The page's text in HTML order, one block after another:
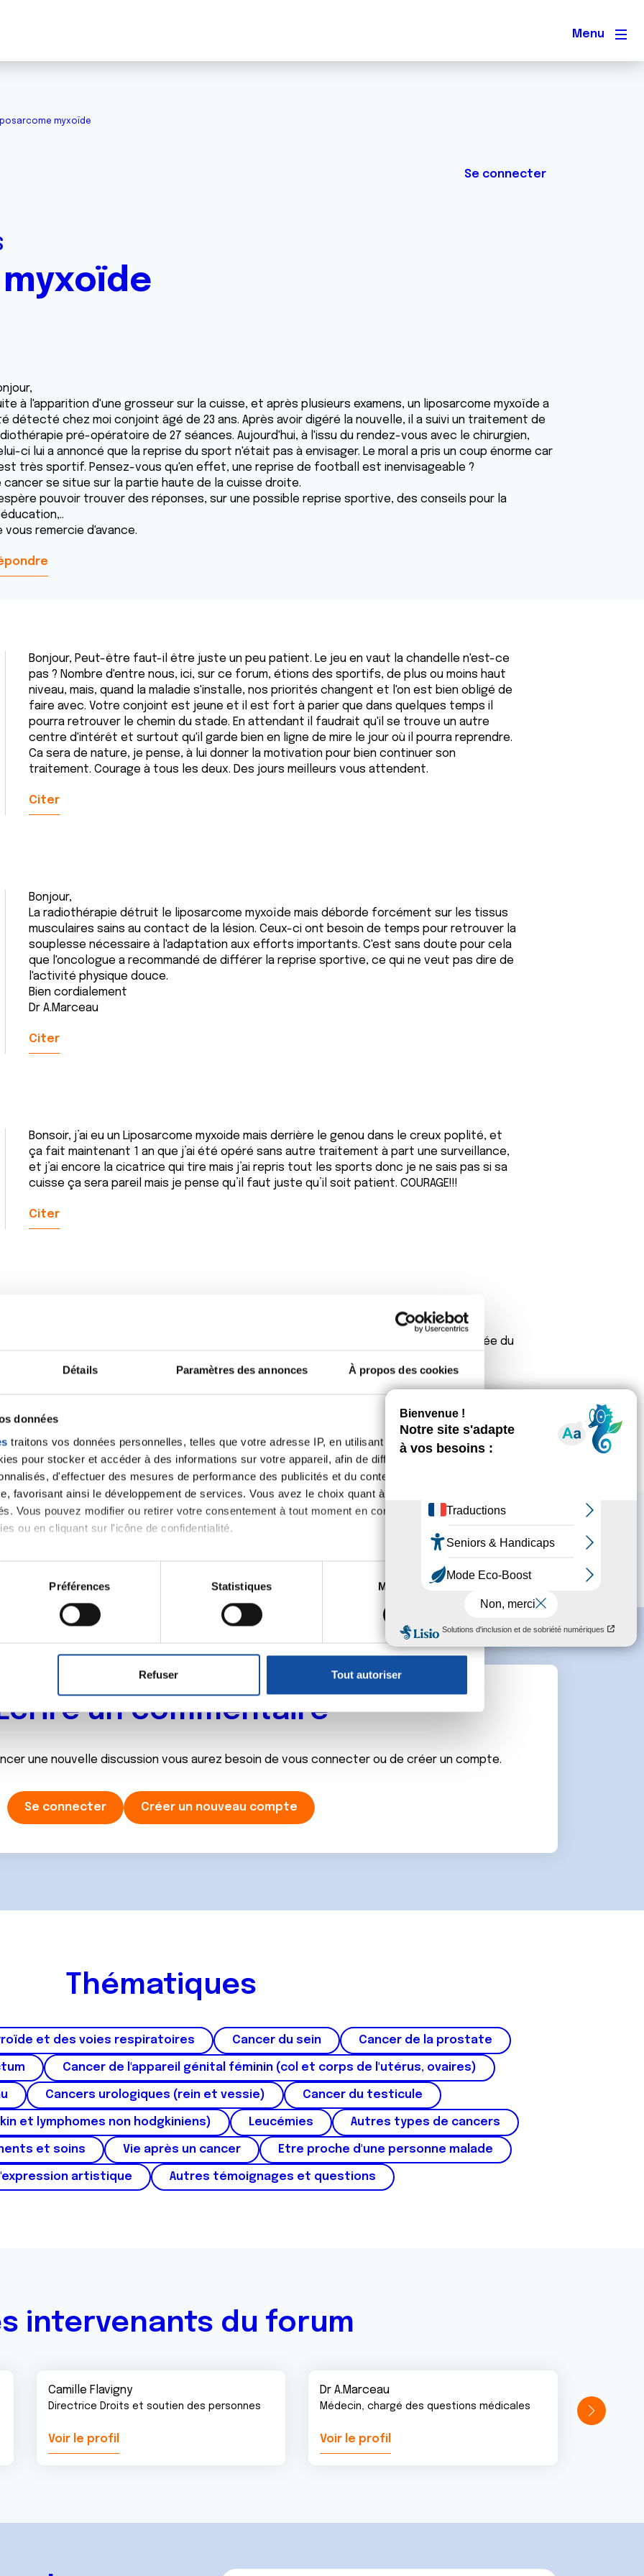
Détails Paramètres des annonces À propos des cookies
données
traitons vos données personnelles, telles que votre adresse IP, en utilisant des
pour stocker et accéder à des informations sur votre appareil, afin de diffuser des
d'effectuer des mesures de performance des publicités et du contenu, ainsi que de
favorisant ainsi le développement de services. Vous avez le choix quant à l'utilisation de
Vous pouvez modifier ou retirer votre consentement à tout moment en consultant la
ou en cliquant sur l'icône de confidentialité.
également :
sur votre localisation géographique qui peuvent être précises à plusieurs mètres près
de vos données personnelles et définir vos préférences, reportez-vous à lasection «
ou retirer votre consentement à tout moment à partir de la déclaration sur les cookies.
de publicité et d'analyse, qui peuvent combiner celles-ci avec d'autres informations que
Préférences Statistiques Marketing
Refuser Tout autoriser
Menu
myxoïde
Se connecter
à l'apparition d'une grosseur sur la cuisse, et après plusieurs examens, un liposarcome myxoïde a
détecté chez moi conjoint âgé de 23 ans. Après avoir digéré la nouvelle, il a suivi un traitement de
pré-opératoire de 27 séances. Aujourd'hui, à l'issu du rendez-vous avec le chirurgien,
ci lui a annoncé que la reprise du sport n'était pas à envisager. Le moral a pris un coup énorme car
très sportif. Pensez-vous qu'en effet, une reprise de football est inenvisageable ?
cancer se situe sur la partie haute de la cuisse droite.
pouvoir trouver des réponses, sur une possible reprise sportive, des conseils pour la
vous remercie d'avance.
Bonjour, Peut-être faut-il être juste un peu patient. Le jeu en vaut la chandelle n'est-ce
pas ? Nombre d'entre nous, ici, sur ce forum, étions des sportifs, de plus ou moins haut
niveau, mais, quand la maladie s'installe, nos priorités changent et l'on est bien obligé de
faire avec. Votre conjoint est jeune et il est fort à parier que dans quelques temps il
pourra retrouver le chemin du stade. En attendant il faudrait qu'il se trouve un autre
centre d'intérêt et surtout qu'il garde bien en ligne de mire le jour où il pourra reprendre.
Ca sera de nature, je pense, à lui donner la motivation pour bien continuer son
traitement. Courage à tous les deux. Des jours meilleurs vous attendent.
Citer
Bonjour,
La radiothérapie détruit le liposarcome myxoïde mais déborde forcément sur les tissus
musculaires sains au contact de la lésion. Ceux-ci ont besoin de temps pour retrouver la
souplesse nécessaire à l'adaptation aux efforts importants. C'est sans doute pour cela
que l'oncologue a recommandé de différer la reprise sportive, ce qui ne veut pas dire de
l'activité physique douce.
Bien cordialement
Dr A.Marceau
Citer
Bonsoir, j’ai eu un Liposarcome myxoide mais derrière le genou dans le creux poplité, et
ça fait maintenant 1 an que j’ai été opéré sans autre traitement à part une surveillance,
et j’ai encore la cicatrice qui tire mais j’ai repris tout les sports donc je ne sais pas si sa
cuisse ça sera pareil mais je pense qu’il faut juste qu’il soit patient. COURAGE!!!
Citer
J’aimerais savoir comment va votre conjoint maintenant? J’ai été aussi diagnostiquée du
Citer
un commentaire
une nouvelle discussion vous aurez besoin de vous connecter ou de créer un compte.
Se connecter Créer un nouveau compte
Thématiques
et des voies respiratoires Cancer du sein Cancer de la prostate
Cancer de l'appareil génital féminin (col et corps de l'utérus, ovaires)
Cancers urologiques (rein et vessie) Cancer du testicule
et lymphomes non hodgkiniens) Leucémies Autres types de cancers
et soins Vie après un cancer Etre proche d'une personne malade
artistique Autres témoignages et questions
intervenants du forum
Camille Flavigny
Directrice Droits et soutien des personnes
Voir le profil
Dr A.Marceau
Médecin, chargé des questions médicales
Voir le profil